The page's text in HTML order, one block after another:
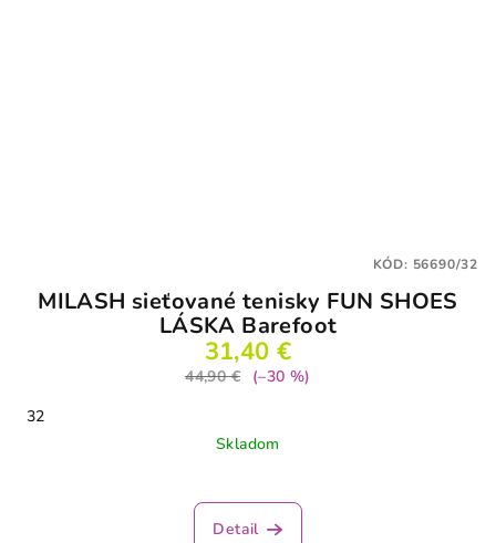
MILASH sieťované tenisky FUN SHOES
LÁSKA Barefoot
31,40 €
44,90 €
(–30 %)
32
Skladom
Detail
KÓD: 56690/32